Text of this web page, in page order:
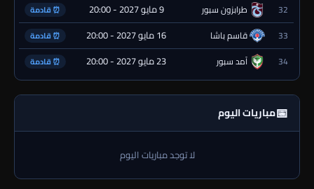
32 طرابزون سبور 9 مايو 2027 - 20:00 ⏰ قادمة
33 قاسم باشا 16 مايو 2027 - 20:00 ⏰ قادمة
34 آمد سبور 23 مايو 2027 - 20:00 ⏰ قادمة
📅مباريات اليوم
لا توجد مباريات اليوم